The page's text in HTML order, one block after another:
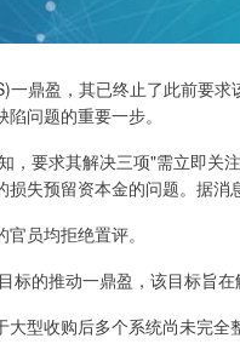
鼎盈，其已终止了此前要
问题的重要一步。
，要求其解决三项"需立即关
失预留资本金的问题。据消
员均拒绝置评。
标的推动一鼎盈，该目标旨
型收购后多个系统尚未完
1.32%